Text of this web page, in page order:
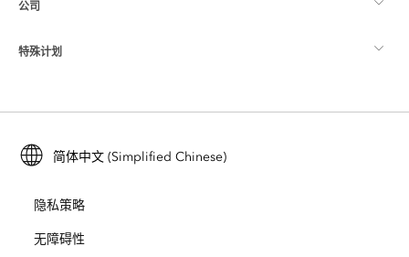
ArcGIS 博客
用户研究和测试
Esri 年轻专家关系网
什么是 GIS？
位置智能
培训
ArcUser
ArcNews
公司
关于 Esri
招贤纳士
开放视野
特殊计划
ArcGIS for Student Use
保护
简体中文 (Simplified Chinese)
隐私策略
无障碍性